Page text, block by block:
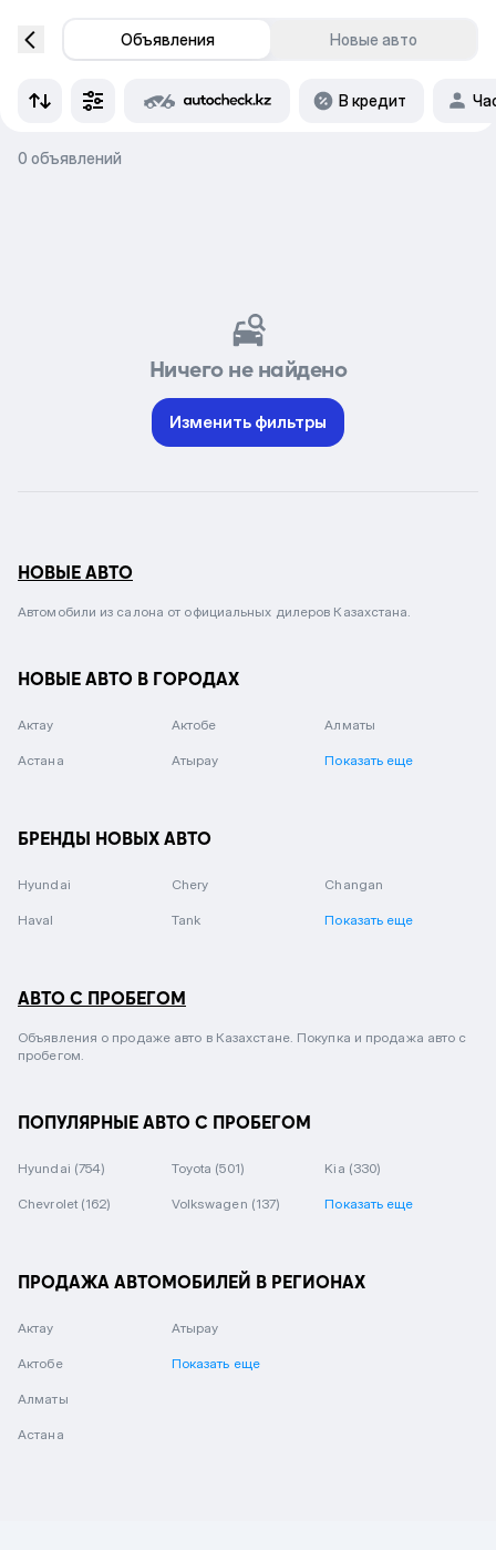
Объявления Новые авто
В кредит
0 объявлений
Ничего не найдено
Изменить фильтры
НОВЫЕ АВТО
Автомобили из салона от официальных дилеров Казахстана.
НОВЫЕ АВТО В ГОРОДАХ
Актау Актобе Алматы
Астана Атырау Показать еще
БРЕНДЫ НОВЫХ АВТО
Hyundai Chery Changan
Haval Tank Показать еще
АВТО С ПРОБЕГОМ
Объявления о продаже авто в Казахстане. Покупка и продажа авто с
пробегом.
ПОПУЛЯРНЫЕ АВТО С ПРОБЕГОМ
Hyundai (754) Toyota (501) Kia (330)
Chevrolet (162) Volkswagen (137) Показать еще
ПРОДАЖА АВТОМОБИЛЕЙ В РЕГИОНАХ
Актау
Актобе
Алматы
Астана
Атырау
Показать еще